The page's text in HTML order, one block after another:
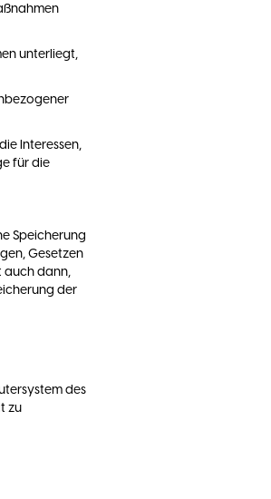
unterliegt,
Interessen,
für die
Speicherung
Gesetzen
auch dann,
der
des
zu